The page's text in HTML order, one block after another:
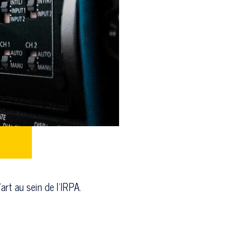
au sein de l'IRPA.